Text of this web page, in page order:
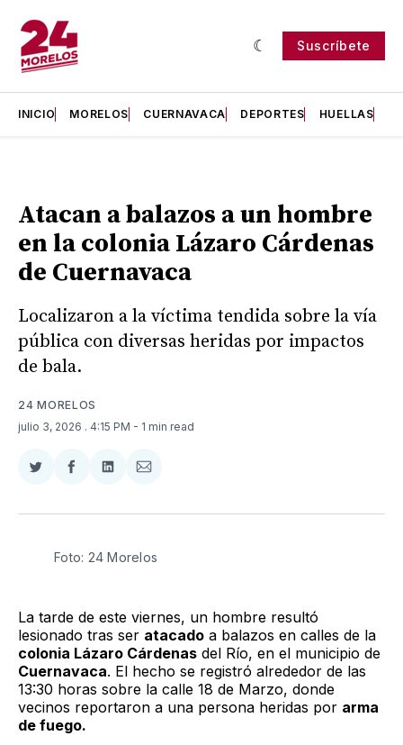
Suscríbete
INICIO MORELOS CUERNAVACA DEPORTES HUELLAS
Atacan a balazos a un hombre
en la colonia Lázaro Cárdenas
de Cuernavaca
Localizaron a la víctima tendida sobre la vía
pública con diversas heridas por impactos
de bala.
24 MORELOS
julio 3, 2026 . 4:15 PM - 1 min read
Compartir
Twitter
Compartir
Facebook
Compartir
LinkedIn
Compartir
Email
Foto: 24 Morelos
La tarde de este viernes, un hombre resultó
lesionado tras ser atacado a balazos en calles de la
colonia Lázaro Cárdenas del Río, en el municipio de
Cuernavaca. El hecho se registró alrededor de las
13:30 horas sobre la calle 18 de Marzo, donde
vecinos reportaron a una persona heridas por arma
de fuego.